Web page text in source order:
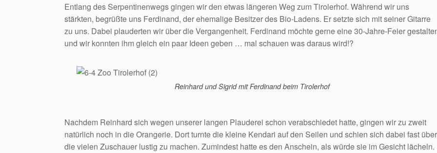
Entlang des Serpentinenwegs gingen wir den etwas längeren Weg zum Tirolerhof. Während wir uns
stärkten, begrüßte uns Ferdinand, der ehemalige Besitzer des Bio-Ladens. Er setzte sich mit seiner Gitarre
zu uns. Dabei plauderten wir über die Vergangenheit. Ferdinand möchte gerne eine 30-Jahre-Feier
und wir konnten ihm gleich ein paar Ideen geben … mal schauen was daraus wird!?
Reinhard und Sigrid mit Ferdinand beim Tirolerhof
Nachdem Reinhard sich wegen unserer langen Plauderei schon verabschiedet hatte, gingen wir zu zweit
natürlich noch in die Orangerie. Dort turnte die kleine Kendari auf den Seilen und schien sich dabei fast über
die vielen Zuschauer lustig zu machen. Zumindest hatte es den Anschein, als würde sie im Gesicht lächeln.